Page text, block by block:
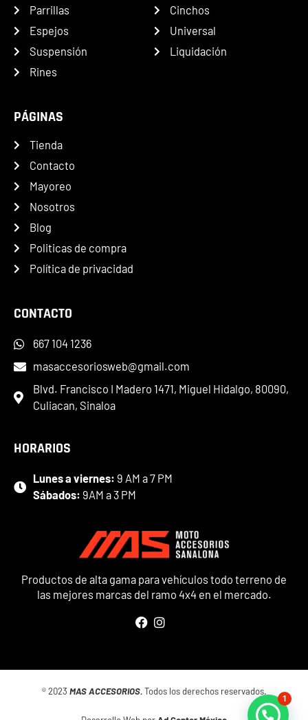
Productos de alta gama para vehículos todo terreno de
las mejores marcas del ramo 4x4 en el mercado.
Parrillas
Espejos
Suspensión
Rines
Cinchos
Universal
Liquidación
PÁGINAS
Tienda
Contacto
Mayoreo
Nosotros
Blog
Politicas de compra
Política de privacidad
CONTACTO
667 104 1236
masaccesoriosweb@gmail.com
Blvd. Francisco I Madero 1471, Miguel Hidalgo, 80090,
Culiacan, Sinaloa
HORARIOS
Lunes a viernes: 9 AM a 7 PM
Sábados: 9AM a 3 PM
® 2023 MAS ACCESORIOS.Todos los derechos reservados.
1